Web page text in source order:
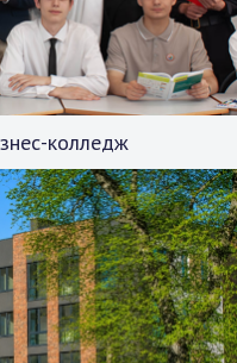
колледж